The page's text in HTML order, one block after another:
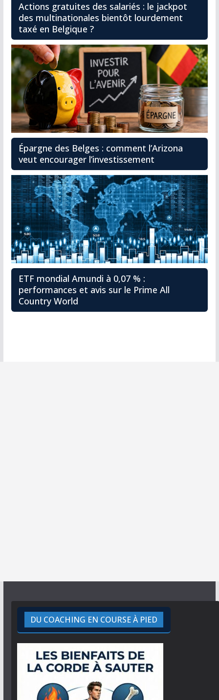
Actions gratuites des salariés : le jackpot
des multinationales bientôt lourdement
taxé en Belgique ?
Épargne des Belges : comment l’Arizona
veut encourager l’investissement
ETF mondial Amundi à 0,07 % :
performances et avis sur le Prime All
Country World
DU COACHING EN COURSE À PIED